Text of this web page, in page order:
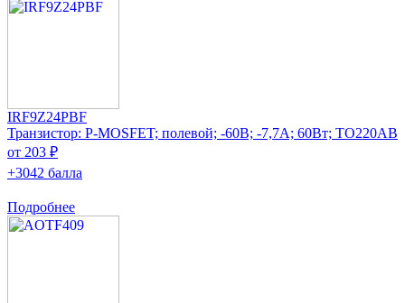
IRF9Z24PBF
Транзистор: P-MOSFET; полевой; -60В; -7,7А; 60Вт; TO220AB
от 203 ₽
+3042 балла
Подробнее